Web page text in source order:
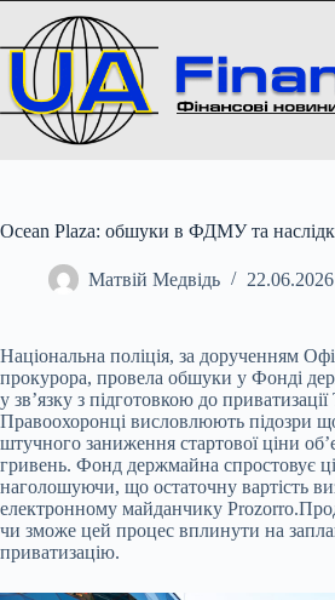
вмісту
Ocean Plaza: обшуки в ФДМУ та
Матвій Медвідь 22.06.2026
Національна поліція, за дорученням
прокурора, провела обшуки у Фонді
у зв’язку з підготовкою до
Правоохоронці висловлюють підозри
штучного заниження стартової ціни
гривень. Фонд держмайна спростовує
наголошуючи, що остаточну вартість
електронному майданчику
чи зможе цей процес вплинути на
приватизацію.